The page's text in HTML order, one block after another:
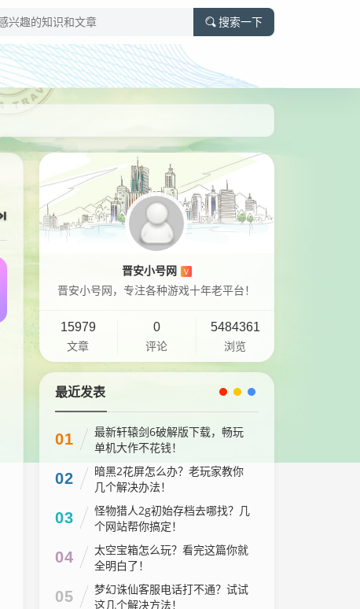
搜索一下
晋安小号网 V
晋安小号网，专注各种游戏十年老平台！
15979
文章
0
评论
5484361
浏览
最近发表
01
最新轩辕剑6破解版下载，畅玩
单机大作不花钱！
02
暗黑2花屏怎么办？老玩家教你
几个解决办法！
03
怪物猎人2g初始存档去哪找？几
个网站帮你搞定！
04
太空宝箱怎么玩？看完这篇你就
全明白了！
05
梦幻诛仙客服电话打不通？试试
这几个解决方法！